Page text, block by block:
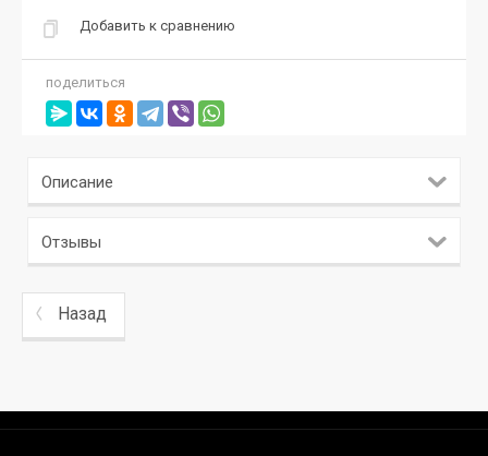
Добавить к сравнению
поделиться
Описание
Отзывы
Назад